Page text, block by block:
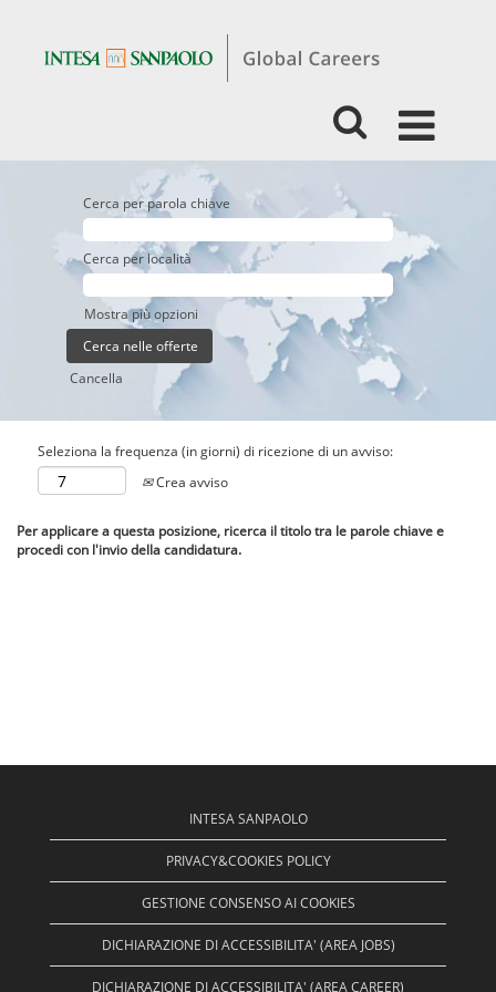
Cerca per parola chiave
Cerca per località
Mostra più opzioni
Cancella
Seleziona la frequenza (in giorni) di ricezione di un avviso:
Crea avviso
Per applicare a questa posizione, ricerca il titolo tra le parole chiave e
procedi con l'invio della candidatura.
INTESA SANPAOLO
PRIVACY&COOKIES POLICY
GESTIONE CONSENSO AI COOKIES
DICHIARAZIONE DI ACCESSIBILITA' (AREA JOBS)
DICHIARAZIONE DI ACCESSIBILITA' (AREA CAREER)